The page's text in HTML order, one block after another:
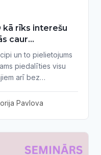
kā rīks interešu
caur
un to pielietojums
piedalīties visu
arī bez
Pavlova